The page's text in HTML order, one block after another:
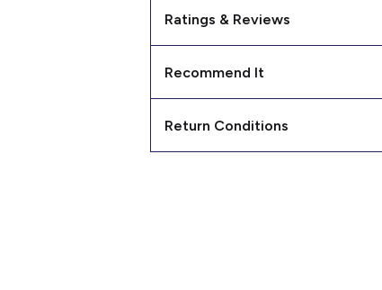
Ratings & Reviews
Recommend It
Return Conditions